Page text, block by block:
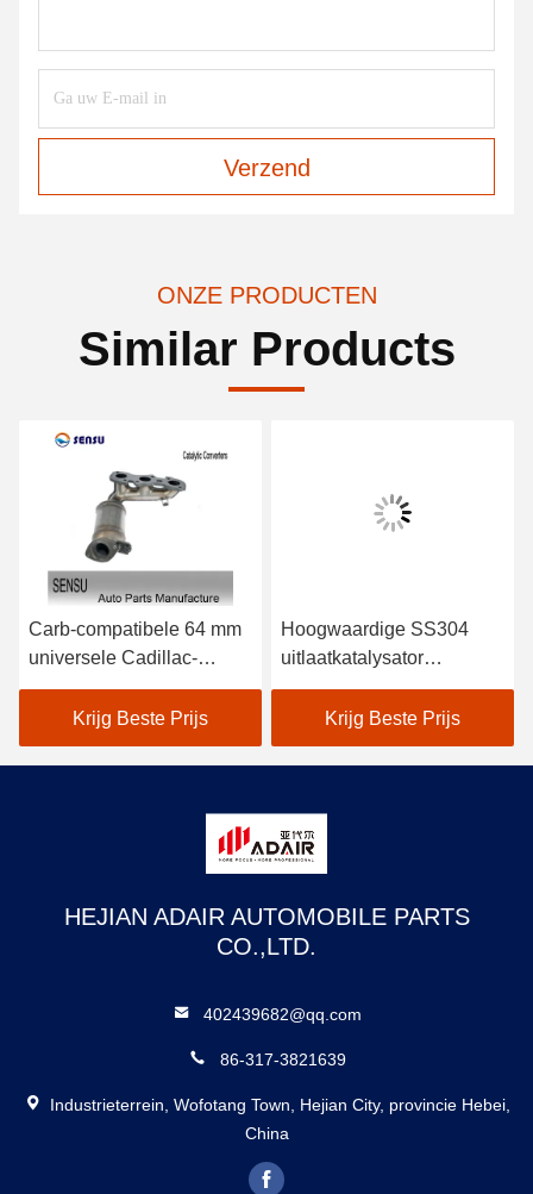
Verzend
ONZE PRODUCTEN
Similar Products
Carb-compatibele 64 mm
universele Cadillac-
converter 2,5 inch
katalysator
Krijg Beste Prijs
Hoogwaardige SS304
uitlaatkatalysator
4.8"X10"X14" EPA CARB
Krijg Beste Prijs
HEJIAN ADAIR AUTOMOBILE PARTS
CO.,LTD.
402439682@qq.com
86-317-3821639
Industrieterrein, Wofotang Town, Hejian City, provincie Hebei,
China